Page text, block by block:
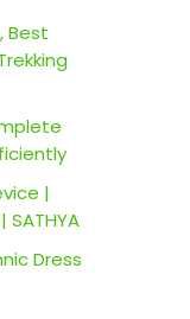
Best
|
Dress